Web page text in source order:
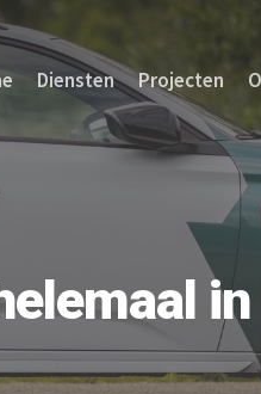
Diensten Projecten